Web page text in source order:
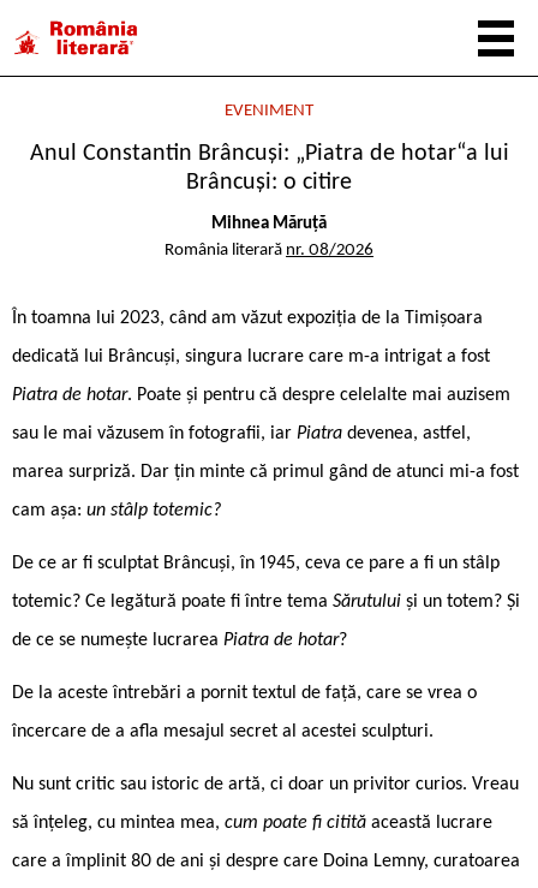
EVENIMENT
Anul Constantin Brâncuși: „Piatra de hotar“a lui
Brâncuși: o citire
Mihnea Măruță
România literară nr. 08/2026
În toamna lui 2023, când am văzut expoziția de la Timișoara
dedicată lui Brâncuși, singura lucrare care m-a intrigat a fost
Piatra de hotar. Poate și pentru că despre celelalte mai auzisem
sau le mai văzusem în fotografii, iar Piatra devenea, astfel,
marea surpriză. Dar țin minte că primul gând de atunci mi-a fost
cam așa: un stâlp totemic?
De ce ar fi sculptat Brâncuși, în 1945, ceva ce pare a fi un stâlp
totemic? Ce legătură poate fi între tema Sărutului și un totem? Și
de ce se numește lucrarea Piatra de hotar?
De la aceste întrebări a pornit textul de față, care se vrea o
încercare de a afla mesajul secret al acestei sculpturi.
Nu sunt critic sau istoric de artă, ci doar un privitor curios. Vreau
să înțeleg, cu mintea mea, cum poate fi citită această lucrare
care a împlinit 80 de ani și despre care Doina Lemny, curatoarea